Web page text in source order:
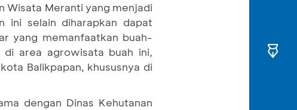
Wisata Meranti yang menjadi
ini selain diharapkan dapat
yang memanfaatkan buah-
di area agrowisata buah ini,
Balikpapan, khususnya di
dengan Dinas Kehutanan